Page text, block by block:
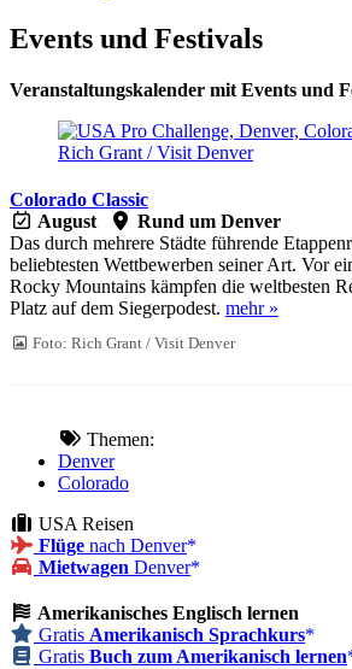
Events und Festivals
Veranstaltungskalender mit Events und
Colorado Classic
August
Rund um Denver
Das durch mehrere Städte führende
beliebtesten Wettbewerben seiner Art. Vor
Rocky Mountains kämpfen die weltbesten
Platz auf dem Siegerpodest. mehr »
Foto: Rich Grant / Visit Denver
Themen:
Denver
Colorado
USA Reisen
Flüge nach Denver
Mietwagen Denver
Amerikanisches Englisch lernen
Gratis Amerikanisch Sprachkurs
Gratis Buch zum Amerikanisch lernen